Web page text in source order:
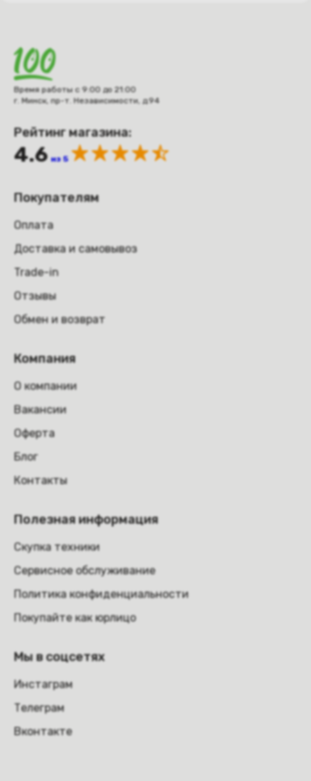
Время работы с 9:00 до 21:00
г. Минск, пр-т. Независимости, д.94
Рейтинг магазина:
4.6 из 5
Покупателям
Оплата
Доставка и самовывоз
Trade-in
Отзывы
Обмен и возврат
Компания
О компании
Вакансии
Оферта
Блог
Контакты
Полезная информация
Скупка техники
Сервисное обслуживание
Политика конфиденциальности
Покупайте как юрлицо
Мы в соцсетях
Инстаграм
Телеграм
Вконтакте